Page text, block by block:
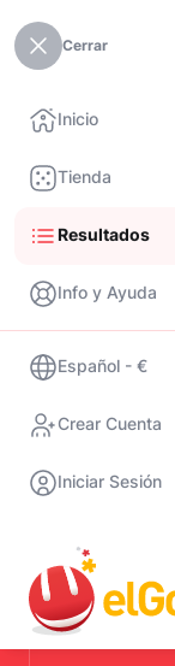
Cerrar
Inicio
Tienda
Resultados
Info y Ayuda
Español - €
Crear Cuenta
Iniciar Sesión